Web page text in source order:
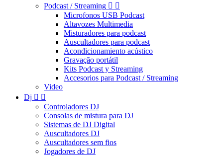
Podcast / Streaming  
Microfonos USB Podcast
Altavozes Multimedia
Misturadores para podcast
Auscultadores para podcast
Acondicionamiento acústico
Gravação portátil
Kits Podcast y Streaming
Accesorios para Podcast / Streaming
Video
Dj  
Controladores DJ
Consolas de mistura para DJ
Sistemas de DJ Digital
Auscultadores DJ
Auscultadores sem fios
Jogadores de DJ